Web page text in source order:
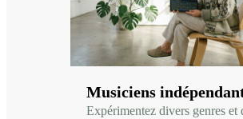
Musiciens
Expérimentez divers genres et